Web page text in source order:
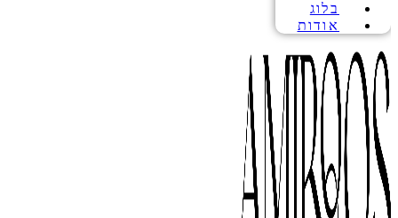
בלוג
אודות